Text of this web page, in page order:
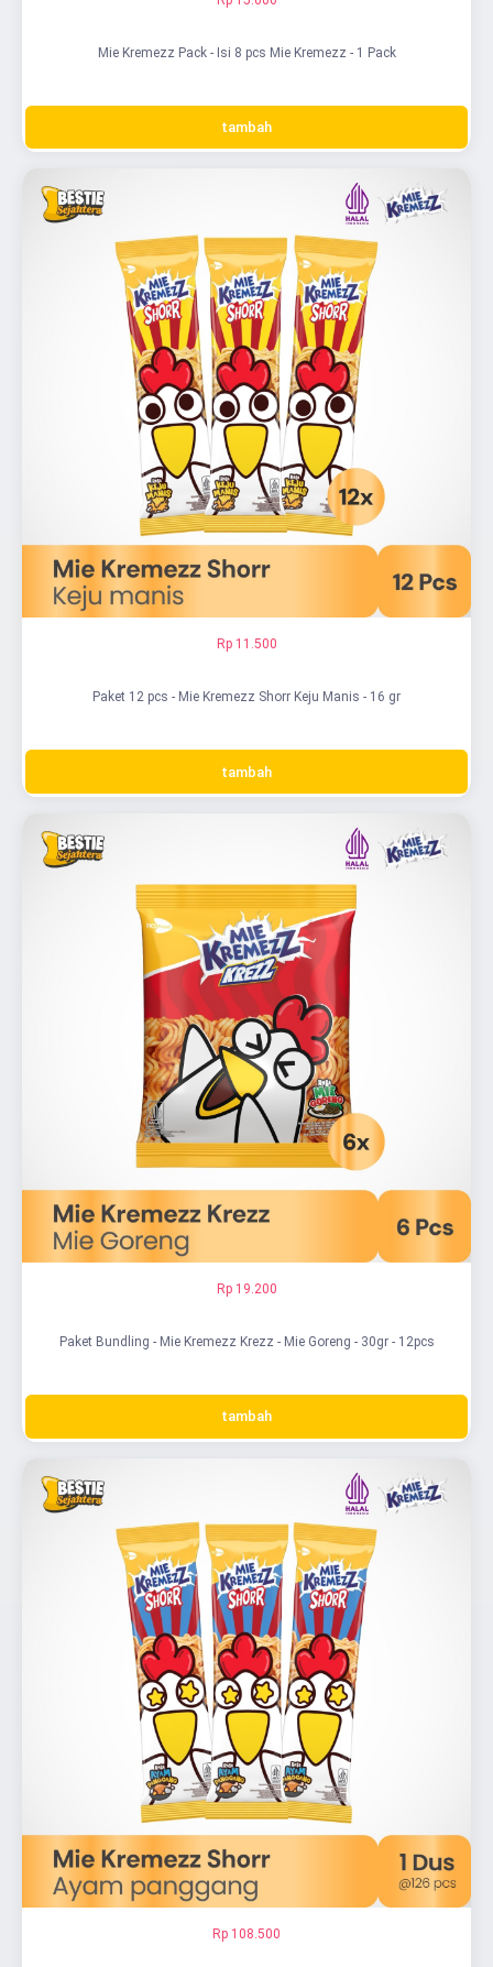
Mie Kremezz Pack - Isi 8 pcs Mie Kremezz - 1 Pack
tambah
Rp 11.500
Paket 12 pcs - Mie Kremezz Shorr Keju Manis - 16 gr
tambah
Rp 19.200
Paket Bundling - Mie Kremezz Krezz - Mie Goreng - 30gr - 12pcs
tambah
Rp 108.500